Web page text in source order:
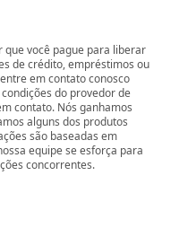
que você pague para liberar
de crédito, empréstimos ou
em contato conosco
do provedor de
contato. Nós ganhamos
alguns dos produtos
são baseadas em
equipe se esforça para
concorrentes.